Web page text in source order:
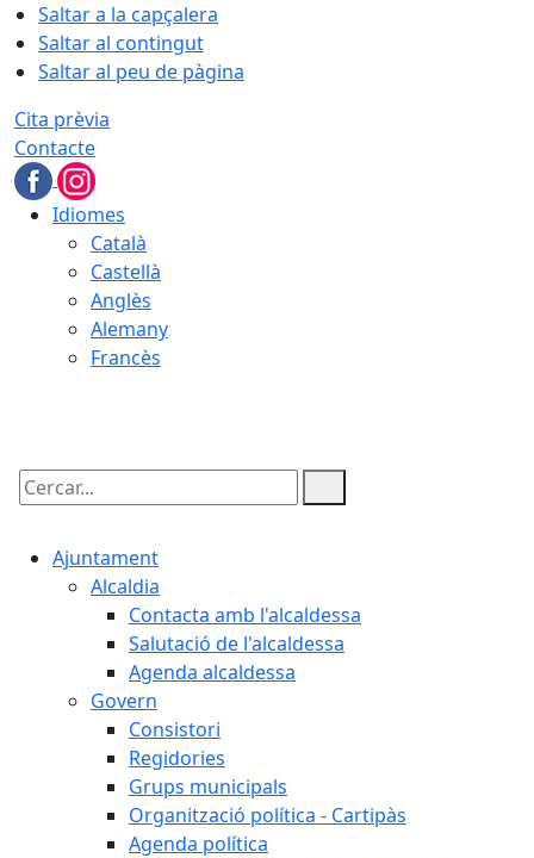
Saltar a la capçalera
Saltar al contingut
Saltar al peu de pàgina
Cita prèvia
Contacte
Idiomes
Català
Castellà
Anglès
Alemany
Francès
Cercar:
Ajuntament
Alcaldia
Contacta amb l'alcaldessa
Salutació de l'alcaldessa
Agenda alcaldessa
Govern
Consistori
Regidories
Grups municipals
Organització política - Cartipàs
Agenda política